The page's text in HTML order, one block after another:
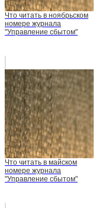
Что читать в ноябрьском
номере журнала
"Управление сбытом"
Что читать в майском
номере журнала
"Управление сбытом"